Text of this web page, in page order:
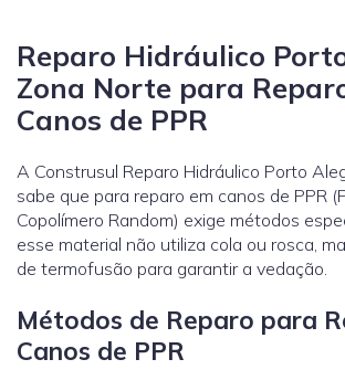
Reparo Hidráulico
Zona Norte para
Canos de PPR
A Construsul Reparo Hidráulico Porto
sabe que para reparo em canos de PPR
Copolímero Random) exige métodos
esse material não utiliza cola ou rosca,
de termofusão para garantir a vedação.
Métodos de Reparo para
Canos de PPR